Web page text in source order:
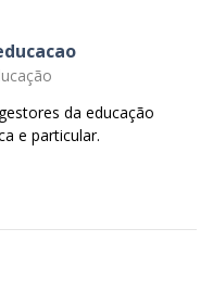
da educação
e particular.